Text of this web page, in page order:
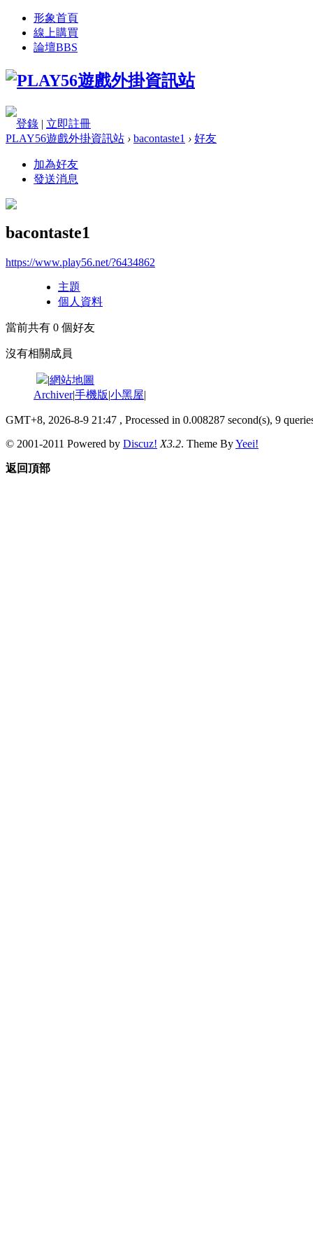
形象首頁
線上購買
論壇BBS
登錄 | 立即註冊
PLAY56遊戲外掛資訊站 › bacontaste1 › 好友
加為好友
發送消息
bacontaste1
https://www.play56.net/?6434862
主題
個人資料
當前共有 0 個好友
沒有相關成員
|網站地圖
Archiver|手機版|小黑屋|
GMT+8, 2026-8-9 21:47 , Processed in 0.008287 second(s), 9
© 2001-2011 Powered by Discuz! X3.2. Theme ByYeei!
返回頂部